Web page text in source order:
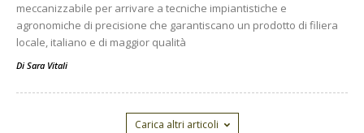
meccanizzabile per arrivare a tecniche impiantistiche e
agronomiche di precisione che garantiscano un prodotto di filiera
locale, italiano e di maggior qualità
Di Sara Vitali
Carica altri articoli